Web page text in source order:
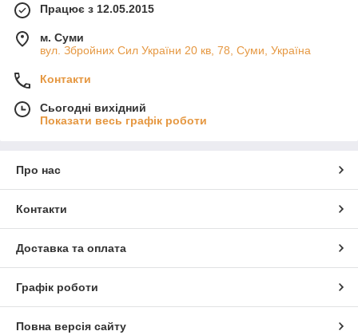
Працює з 12.05.2015
м. Суми
вул. Збройних Сил України 20 кв, 78, Суми, Україна
Контакти
Сьогодні вихідний
Показати весь графік роботи
Про нас
Контакти
Доставка та оплата
Графік роботи
Повна версія сайту